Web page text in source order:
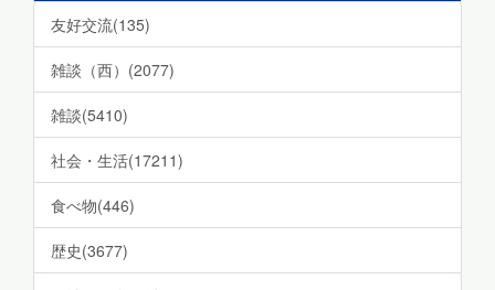
友好交流(135)
雑談（西）(2077)
雑談(5410)
社会・生活(17211)
食べ物(446)
歴史(3677)